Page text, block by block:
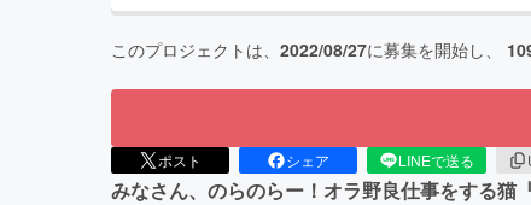
このプロジェクトは、 2022/08/27に募集を開始し、
ポスト シェア LINEで送る
みなさん、のらのらー！オラ野良仕事をする猫